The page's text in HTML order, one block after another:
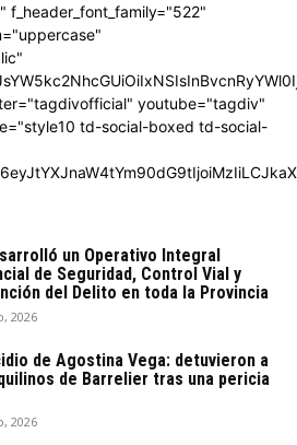
f_header_font_family="522"
youtube="tagdiv"
td-social-boxed td-social-
un Operativo Integral
de Seguridad, Control Vial y
del Delito en toda la Provincia
2026
de Agostina Vega: detuvieron a
de Barrelier tras una pericia
2026